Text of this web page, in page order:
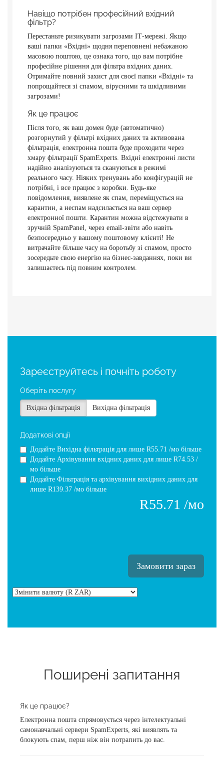
Навіщо потрібен професійний вхідний
фільтр?
Перестаньте ризикувати загрозами ІТ-мережі. Якщо
ваші папки «Вхідні» щодня переповнені небажаною
масовою поштою, це ознака того, що вам потрібне
професійне рішення для фільтра вхідних даних.
Отримайте повний захист для своєї папки «Вхідні» та
попрощайтеся зі спамом, вірусними та шкідливими
загрозами!
Як це працює
Після того, як ваш домен буде (автоматично)
розгорнутий у фільтрі вхідних даних та активована
фільтрація, електронна пошта буде проходити через
хмару фільтрації SpamExperts. Вхідні електронні листи
надійно аналізуються та скануються в режимі
реального часу. Ніяких тренувань або конфігурацій не
потрібні, і все працює з коробки. Будь-яке
повідомлення, виявлене як спам, переміщується на
карантин, а неспам надсилається на ваш сервер
електронної пошти. Карантин можна відстежувати в
зручній SpamPanel, через email-звіти або навіть
безпосередньо у вашому поштовому клієнті! Не
витрачайте більше часу на боротьбу зі спамом, просто
зосередьте свою енергію на бізнес-завданнях, поки ви
залишаєтесь під повним контролем.
Зареєструйтесь і почніть роботу
Оберіть послугу
Вхідна фільтрація Вихідна фільтрація
Додаткові опції
Додайте Вихідна фільтрація для лише R55.71 /мо більше
Додайте Архівування вхідних даних для лише R74.53 /
мо більше
Додайте Фільтрація та архівування вихідних даних для
лише R139.37 /мо більше
R55.71 /мо
Замовити зараз
Поширені запитання
Як це працює?
Електронна пошта спрямовується через інтелектуальні
самонавчальні сервери SpamExperts, які виявлять та
блокують спам, перш ніж він потрапить до вас.